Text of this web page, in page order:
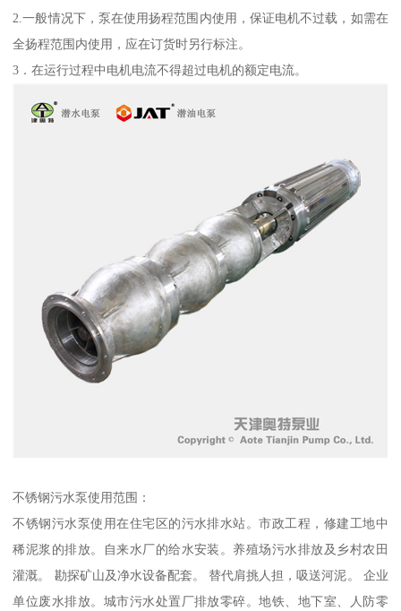
2.一般情况下，泵在使用扬程范围内使用，保证电机不过载，如需在
全扬程范围内使用，应在订货时另行标注。
3．在运行过程中电机电流不得超过电机的额定电流。
不锈钢污水泵使用范围：
不锈钢污水泵使用在住宅区的污水排水站。市政工程，修建工地中
稀泥浆的排放。自来水厂的给水安装。养殖场污水排放及乡村农田
灌溉。 勘探矿山及净水设备配套。 替代肩挑人担，吸送河泥。 企业
单位废水排放。城市污水处置厂排放零碎。地铁、地下室、人防零